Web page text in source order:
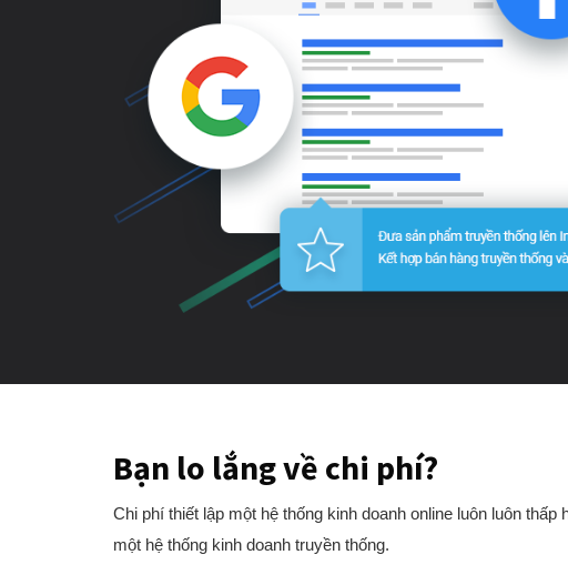
Bạn lo lắng về chi phí?
Chi phí thiết lập một hệ thống kinh doanh online luôn luôn thấp
một hệ thống kinh doanh truyền thống.